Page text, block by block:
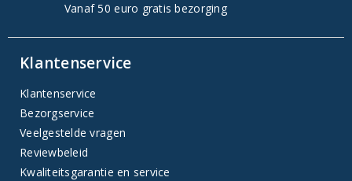
Vanaf 50 euro gratis bezorging
Klantenservice
Klantenservice
Bezorgservice
Veelgestelde vragen
Reviewbeleid
Kwaliteitsgarantie en service